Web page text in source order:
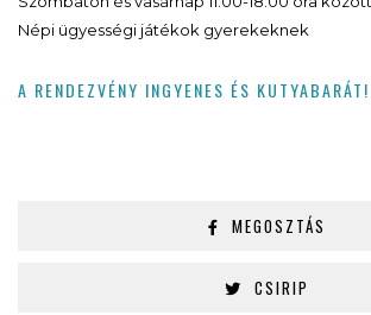
Népi ügyességi játékok gyerekeknek
A RENDEZVÉNY INGYENES ÉS KUTYABARÁT!
MEGOSZTÁS
CSIRIP